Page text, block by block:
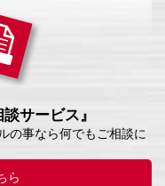
サービス』
の事なら何でもご相談に
ら